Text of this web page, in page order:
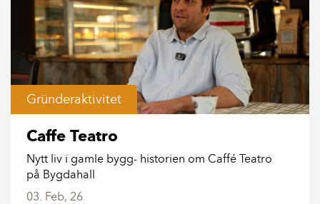
Gründeraktivitet
Caffe Teatro
Nytt liv i gamle bygg- historien om Caffé Teatro
på Bygdahall
03. Feb, 26